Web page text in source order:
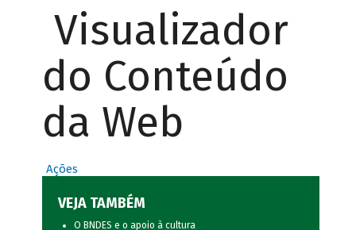
Visualizador
do Conteúdo
da Web
Ações
VEJA TAMBÉM
O BNDES e o apoio à cultura